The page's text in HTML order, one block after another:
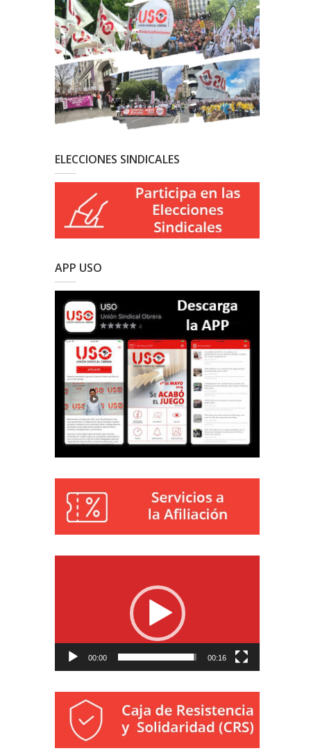
ELECCIONES SINDICALES
APP USO
00:00 00:16